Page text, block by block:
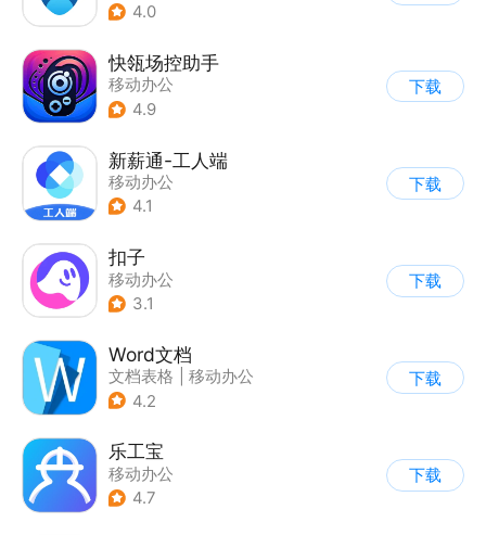
4.0
快瓴场控助手
移动办公
4.9
下载
新薪通-工人端
移动办公
4.1
下载
扣子
移动办公
3.1
下载
Word文档
文档表格
移动办公
4.2
下载
乐工宝
移动办公
4.7
下载